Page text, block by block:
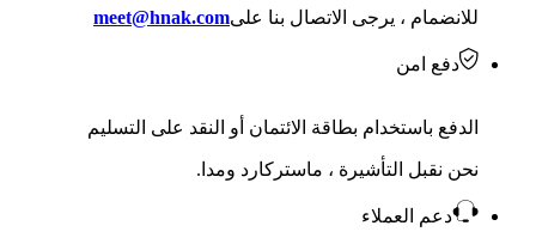
للانضمام ، يرجى الاتصال بنا علىmeet@hnak.com
دفع امن
الدفع باستخدام بطاقة الائتمان أو النقد على التسليم
نحن نقبل التأشيرة ، ماستركارد ومدا.
دعم العملاء